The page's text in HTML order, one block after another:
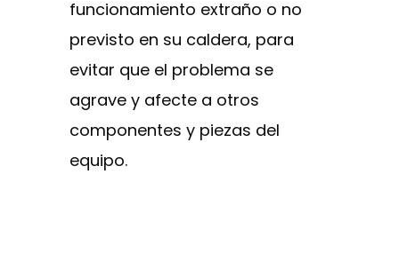
funcionamiento extraño o no
previsto en su caldera, para
evitar que el problema se
agrave y afecte a otros
componentes y piezas del
equipo.